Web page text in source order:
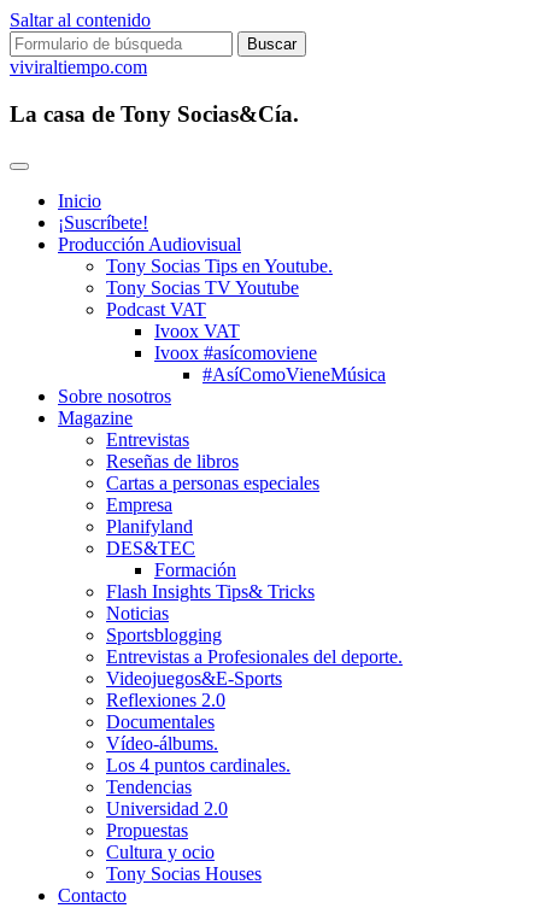
Saltar al contenido
Buscar:
viviraltiempo.com
La casa de Tony Socias&Cía.
Inicio
¡Suscríbete!
Producción Audiovisual
Tony Socias Tips en Youtube.
Tony Socias TV Youtube
Podcast VAT
Ivoox VAT
Ivoox #asícomoviene
#AsíComoVieneMúsica
Sobre nosotros
Magazine
Entrevistas
Reseñas de libros
Cartas a personas especiales
Empresa
Planifyland
DES&TEC
Formación
Flash Insights Tips& Tricks
Noticias
Sportsblogging
Entrevistas a Profesionales del deporte.
Videojuegos&E-Sports
Reflexiones 2.0
Documentales
Vídeo-álbums.
Los 4 puntos cardinales.
Tendencias
Universidad 2.0
Propuestas
Cultura y ocio
Tony Socias Houses
Contacto